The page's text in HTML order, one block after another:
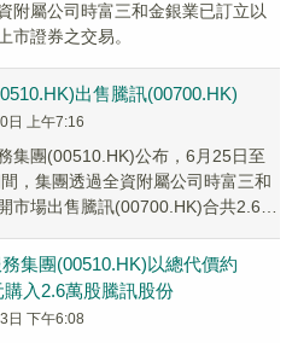
附屬公司時富三和金銀業已訂立以
市證券之交易。
出售騰訊(00700.HK)
日 上午7:16
集團(00510.HK)公布，6月25日至
，集團透過全資附屬公司時富三和
市場出售騰訊(00700.HK)合共2.6萬
集團(00510.HK)以總代價約
購入2.6萬股騰訊股份
日 下午6:08